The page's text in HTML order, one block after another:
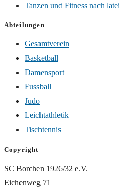
Tanzen und Fitness nach
Abteilungen
Gesamtverein
Basketball
Damensport
Fussball
Judo
Leichtathletik
Tischtennis
Copyright
SC Borchen 1926/32 e.V.
Eichenweg 71